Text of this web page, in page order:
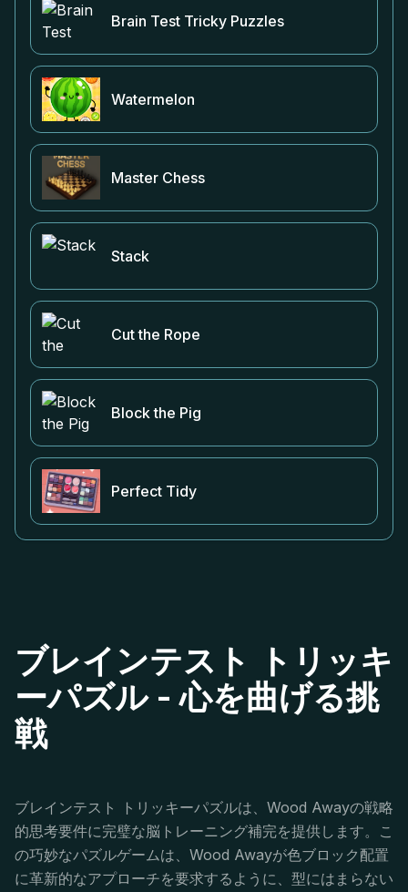
Brain Test Tricky Puzzles
Watermelon
Master Chess
Stack
Cut the Rope
Block the Pig
Perfect Tidy
ブレインテスト トリッキ
ーパズル - 心を曲げる挑
戦
ブレインテスト トリッキーパズルは、Wood Awayの戦略
的思考要件に完璧な脳トレーニング補完を提供します。こ
の巧妙なパズルゲームは、Wood Awayが色ブロック配置
に革新的なアプローチを要求するように、型にはまらない